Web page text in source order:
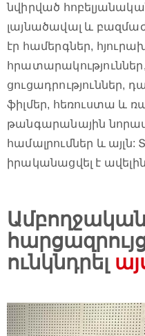
նվիրված
լայնածավալ և
էր համերգներ,
ցուցադրություններ,
ֆիլմեր, հեռուստա և
թանգարանային
համալրումներ և
իրականացվել է
Ամբողջական
ունկնդրել